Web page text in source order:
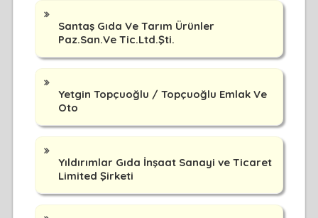
Santaş Gıda Ve Tarım Ürünler
Paz.San.Ve Tic.Ltd.Şti.
Yetgin Topçuoğlu / Topçuoğlu Emlak Ve
Oto
Yıldırımlar Gıda İnşaat Sanayi ve Ticaret
Limited Şirketi